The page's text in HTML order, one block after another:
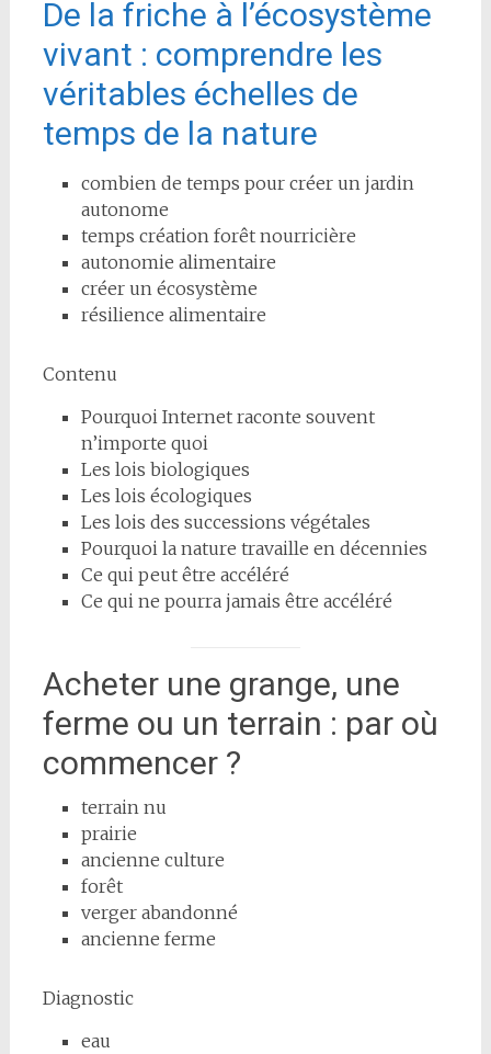
De la friche à l’écosystème
vivant : comprendre les
véritables échelles de
temps de la nature
combien de temps pour créer un jardin
autonome
temps création forêt nourricière
autonomie alimentaire
créer un écosystème
résilience alimentaire
Contenu
Pourquoi Internet raconte souvent
n’importe quoi
Les lois biologiques
Les lois écologiques
Les lois des successions végétales
Pourquoi la nature travaille en décennies
Ce qui peut être accéléré
Ce qui ne pourra jamais être accéléré
Acheter une grange, une
ferme ou un terrain : par où
commencer ?
terrain nu
prairie
ancienne culture
forêt
verger abandonné
ancienne ferme
Diagnostic
eau